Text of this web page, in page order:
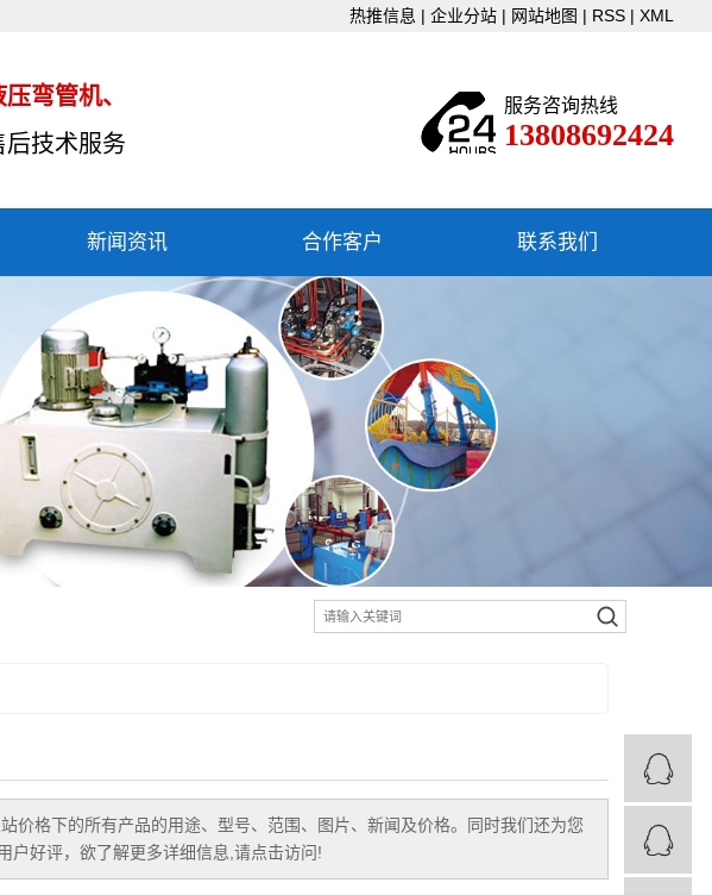
热推信息 | 企业分站 | 网站地图 | RSS | XML
弯管机、
技术服务
服务咨询热线
13808692424
新闻资讯
公司新闻
行业资讯
技术知识
合作客户 联系我们
价格下的所有产品的用途、型号、范围、图片、新闻及价格。同时我们还为您
户好评，欲了解更多详细信息,请点击访问!